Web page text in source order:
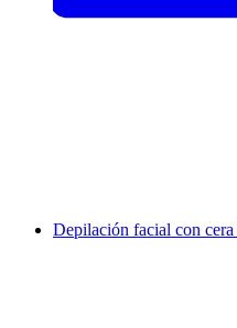
Depilación facial con cera